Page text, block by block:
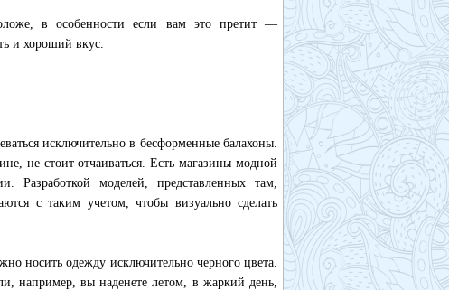
в особенности если вам это претит —
и хороший вкус.
исключительно в бесформенные балахоны.
не стоит отчаиваться. Есть магазины модной
Разработкой моделей, представленных там,
с таким учетом, чтобы визуально сделать
носить одежду исключительно черного цвета.
например, вы наденете летом, в жаркий день,